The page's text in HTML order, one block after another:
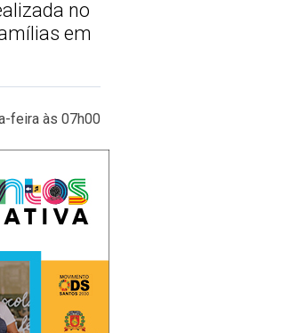
no
em
feira às 07h00